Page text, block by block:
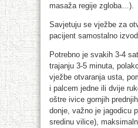
masaža regije zgloba…).
Savjetuju se vježbe za
pacijent samostalno
Potrebno je svakih 3-4
trajanju 3-5 minuta,
vježbe otvaranja usta,
i palcem jedne ili dvije
oštre ivice gornjih
donje, važno je jagodicu
sredinu vilice),